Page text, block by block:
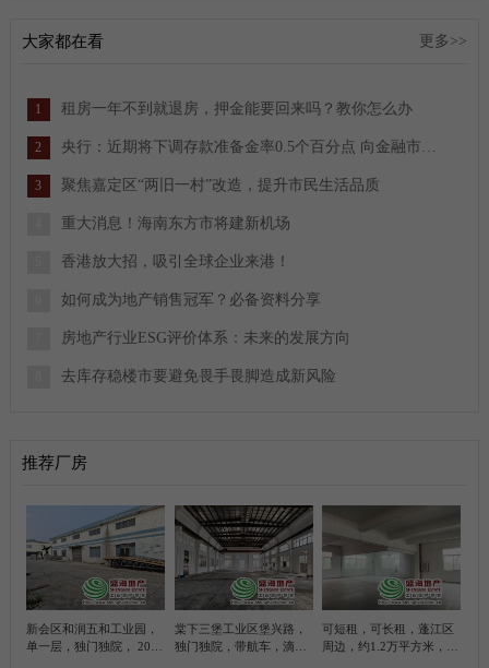
大家都在看 更多>>
1 租房一年不到就退房，押金能要回来吗？教你怎么办
2 央行：近期将下调存款准备金率0.5个百分点 向金融市场提供长期流动性约1万亿元
3 聚焦嘉定区“两旧一村”改造，提升市民生活品质
重大消息！海南东方市将建新机场
香港放大招，吸引全球企业来港！
如何成为地产销售冠军？必备资料分享
房地产行业ESG评价体系：未来的发展方向
去库存稳楼市要避免畏手畏脚造成新风险
推荐厂房
新会区和润五和工业园，
单一层，独门独院， 2000
棠下三堡工业区堡兴路，
独门独院，带航车，滴水
可短租，可长租，蓬江区
周边，约1.2万平方米，带